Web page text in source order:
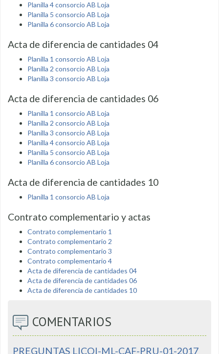
Planilla 4 consorcio AB Loja
Planilla 5 consorcio AB Loja
Planilla 6 consorcio AB Loja
Acta de diferencia de cantidades 04
Planilla 1 consorcio AB Loja
Planilla 2 consorcio AB Loja
Planilla 3 consorcio AB Loja
Acta de diferencia de cantidades 06
Planilla 1 consorcio AB Loja
Planilla 2 consorcio AB Loja
Planilla 3 consorcio AB Loja
Planilla 4 consorcio AB Loja
Planilla 5 consorcio AB Loja
Planilla 6 consorcio AB Loja
Acta de diferencia de cantidades 10
Planilla 1 consorcio AB Loja
Contrato complementario y actas
Contrato complementario 1
Contrato complementario 2
Contrato complementario 3
Contrato complementario 4
Acta de diferencia de cantidades 04
Acta de diferencia de cantidades 06
Acta de diferencia de cantidades 10
COMENTARIOS
PREGUNTAS LICOI-ML-CAF-PRU-01-2017